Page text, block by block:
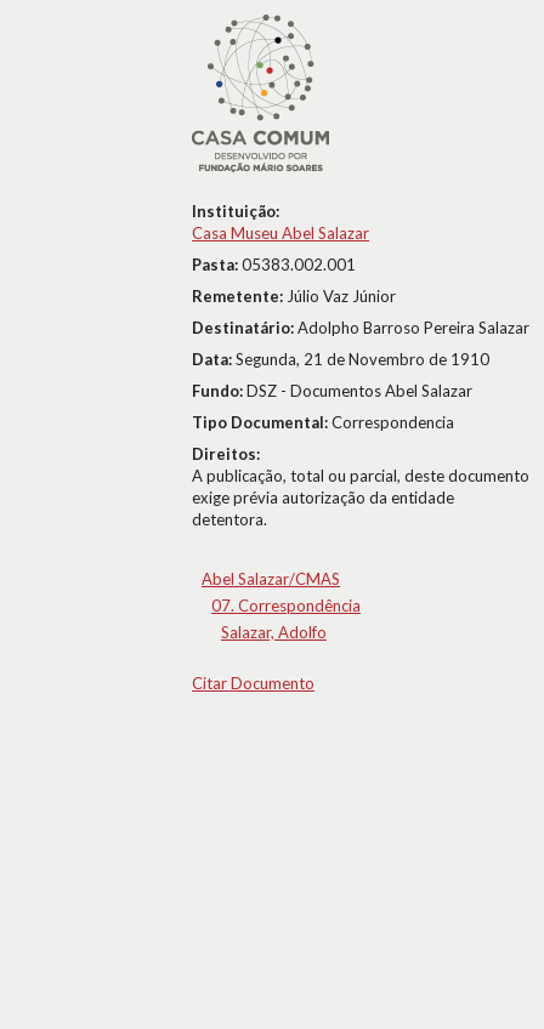
Instituição:
Casa Museu Abel Salazar
Pasta:05383.002.001
Remetente: Júlio Vaz Júnior
Destinatário:Adolpho Barroso Pereira Salazar
Data:Segunda, 21 de Novembro de 1910
Fundo:DSZ - Documentos Abel Salazar
Tipo Documental:Correspondencia
Direitos:
A publicação, total ou parcial, deste documento
exige prévia autorização da entidade
detentora.
Abel Salazar/CMAS
07. Correspondência
Salazar, Adolfo
Citar Documento